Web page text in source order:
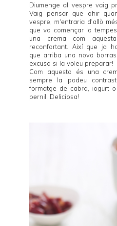
Diumenge al vespre vaig
Vaig pensar que ahir
vespre, m'entraria d'allò
que va començar la
una crema com
reconfortant. Així que ja
que arriba una nova
excusa si la voleu preparar!
Com aquesta és una
sempre la podeu
formatge de cabra, iogurt
pernil. Deliciosa!